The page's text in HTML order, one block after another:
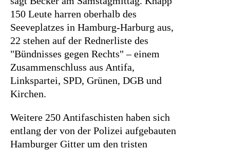
Kontakt
Suchen
nach:
150 Leute harren oberhalb des
Seeveplatzes in Hamburg-Harburg aus,
22 stehen auf der Rednerliste des
"Bündnisses gegen Rechts" – einem
Zusammenschluss aus Antifa,
Linkspartei, SPD, Grünen, DGB und
Kirchen.
Weitere 250 Antifaschisten haben sich
entlang der von der Polizei aufgebauten
Hamburger Gitter um den tristen